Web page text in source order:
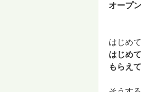
オープ
はじめ
はじめ
もらえ